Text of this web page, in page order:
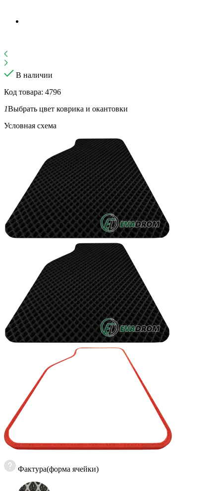
В наличии
Код товара: 4796
1Выбрать цвет коврика и окантовки
Условная схема
Фактура(форма ячейки)